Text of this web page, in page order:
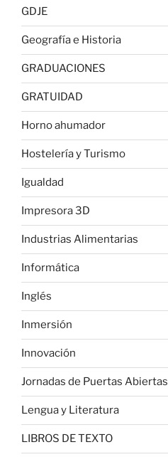
GDJE
Geografía e Historia
GRADUACIONES
GRATUIDAD
Horno ahumador
Hostelería y Turismo
Igualdad
Impresora 3D
Industrias Alimentarias
Informática
Inglés
Inmersión
Innovación
Jornadas de Puertas Abiertas
Lengua y Literatura
LIBROS DE TEXTO